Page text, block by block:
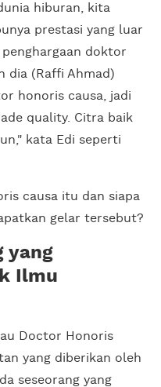
hiburan, kita
prestasi yang luar
doktor
dia (Raffi Ahmad)
honoris causa, jadi
quality. Citra baik
kata Edi seperti
causa itu dan siapa
gelar tersebut?
yang
Ilmu
Doctor Honoris
yang diberikan oleh
seseorang yang